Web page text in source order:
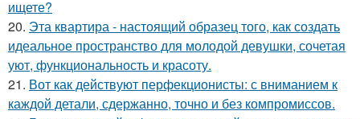
ищете?
20. Эта квартира - настоящий образец того, как создать
идеальное пространство для молодой девушки, сочетая
уют, функциональность и красоту.
21. Вот как действуют перфекционисты: с вниманием к
каждой детали, сдержанно, точно и без компромиссов.